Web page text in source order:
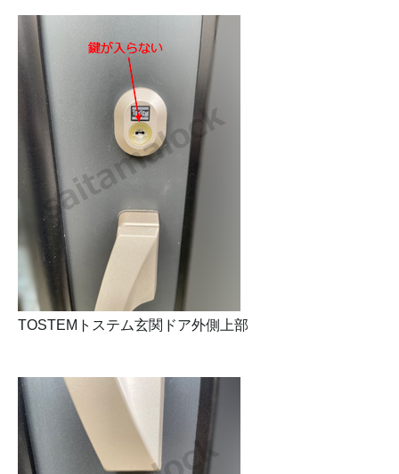
TOSTEMトステム玄関ドア外側上部